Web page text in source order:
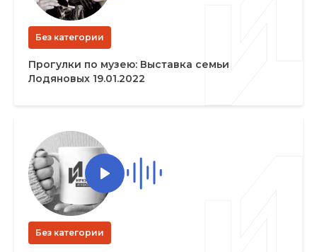
Без категории
Прогулки по музею: Выставка семьи
Лодяновых 19.01.2022
Без категории